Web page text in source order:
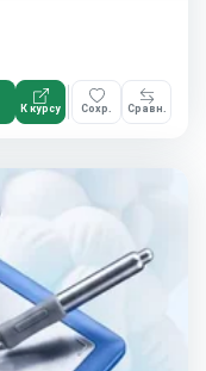
К курсу Сохр. Сравн.